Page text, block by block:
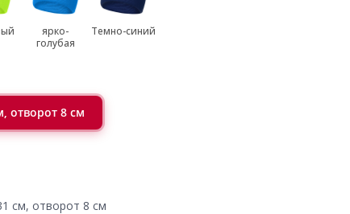
ярко-
голубая
Темно-синий
отворот 8 см
см, отворот 8 см